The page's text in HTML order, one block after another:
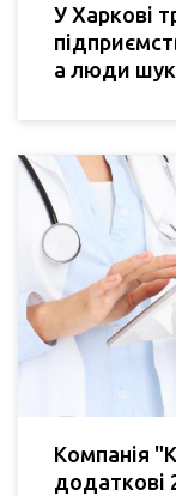
У Харкові
а люди
Компанія
додаткові